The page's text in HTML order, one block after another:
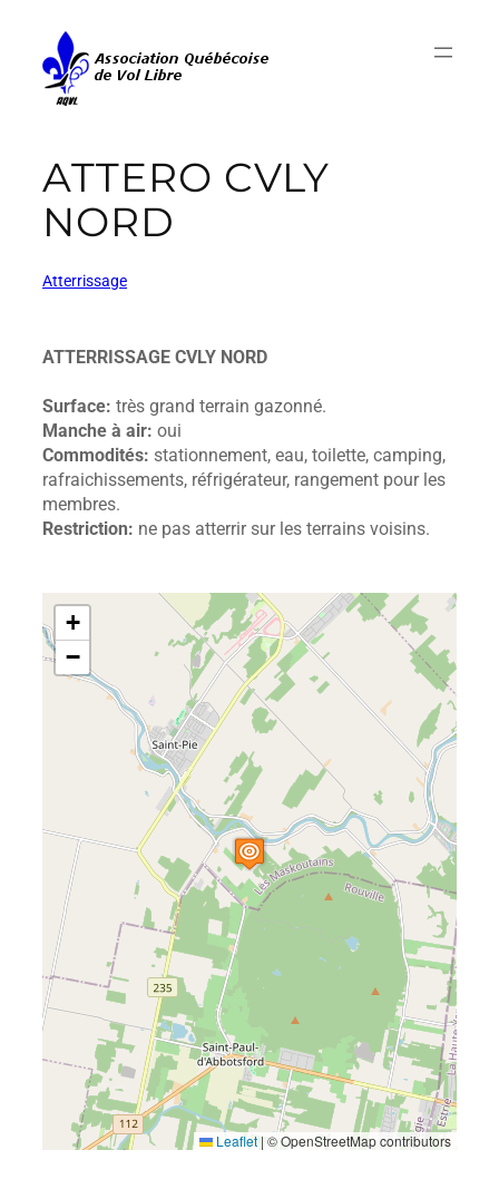
ATTERO CVLY
NORD
Atterrissage
ATTERRISSAGE CVLY NORD
Surface: très grand terrain gazonné.
Manche à air: oui
Commodités: stationnement, eau, toilette, camping,
rafraichissements, réfrigérateur, rangement pour les
membres.
Restriction: ne pas atterrir sur les terrains voisins.
+
−
Leaflet | © OpenStreetMap contributors